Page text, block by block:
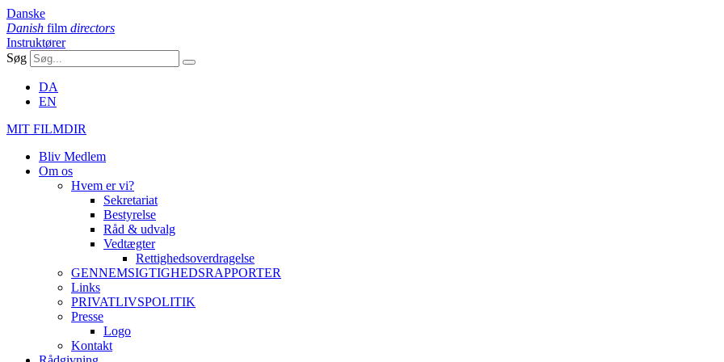
Danske
Danish film directors
Instruktører
Søg
DA
EN
MIT FILMDIR
Bliv Medlem
Om os
Hvem er vi?
Sekretariat
Bestyrelse
Råd & udvalg
Vedtægter
Rettighedsoverdragelse
GENNEMSIGTIGHEDSRAPPORTER
Links
PRIVATLIVSPOLITIK
Presse
Logo
Kontakt